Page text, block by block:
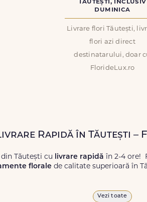
Tăutești, inclusiv
duminica
Livrare flori Tăutești,
flori azi direct
destinatarului, doar
FlorideLux.ro
Rapidă în Tăutești –
Tăutești cu livrare rapidă în 2-4 ore!
florale de calitate superioară în
Vezi toate